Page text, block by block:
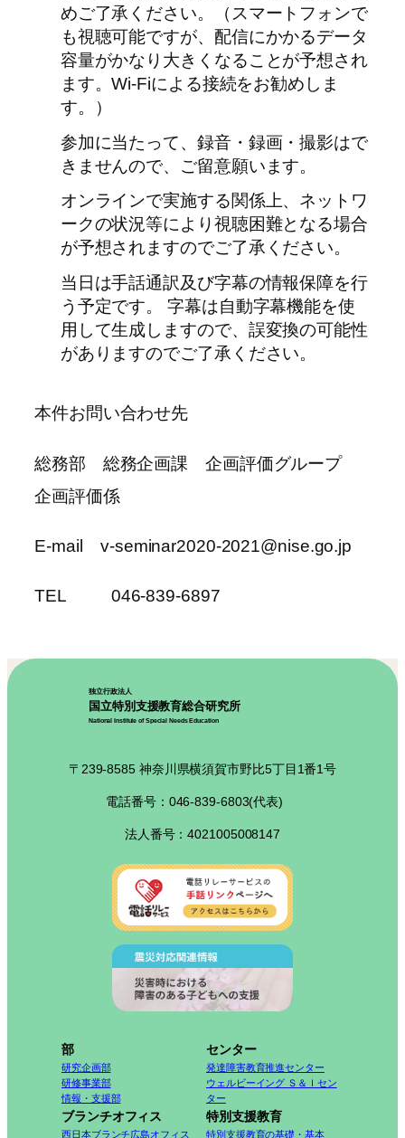
めご了承ください。（スマートフォンで
も視聴可能ですが、配信にかかるデータ
容量がかなり大きくなることが予想され
ます。Wi-Fiによる接続をお勧めしま
す。）
参加に当たって、録音・録画・撮影はで
きませんので、ご留意願います。
オンラインで実施する関係上、ネットワ
ークの状況等により視聴困難となる場合
が予想されますのでご了承ください。
当日は手話通訳及び字幕の情報保障を行
う予定です。 字幕は自動字幕機能を使
用して生成しますので、誤変換の可能性
がありますのでご了承ください。
本件お問い合わせ先
総務部 総務企画課 企画評価グループ
企画評価係
E-mail v-seminar2020-2021@nise.go.jp
TEL 046-839-6897
独立行政法人
国立特別支援教育総合研究所
National Institute of Special Needs Education
〒239-8585 神奈川県横須賀市野比5丁目1番1号
電話番号：046-839-6803(代表)
法人番号：4021005008147
部
研究企画部
研修事業部
情報・支援部
センター
発達障害教育推進センター
ウェルビーイング Ｓ＆Ｉセン
ター
ブランチオフィス
西日本ブランチ広島オフィス
特別支援教育
特別支援教育の基礎・基本